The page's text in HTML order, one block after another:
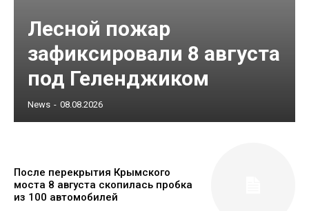
Лесной пожар
зафиксировали 8 августа
под Геленджиком
News - 08.08.2026
После перекрытия Крымского
моста 8 августа скопилась пробка
из 100 автомобилей